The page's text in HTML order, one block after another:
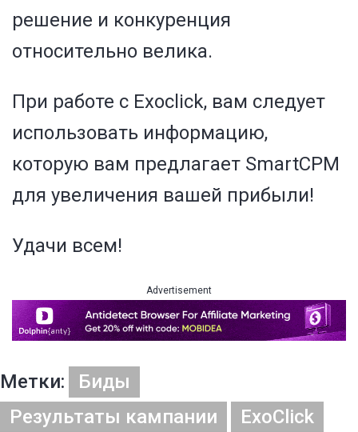
решение и конкуренция
относительно велика.
При работе с Exoclick, вам следует
использовать информацию,
которую вам предлагает SmartCPM
для увеличения вашей прибыли!
Удачи всем!
Advertisement
Метки:
Биды
Результаты кампании
ExoClick